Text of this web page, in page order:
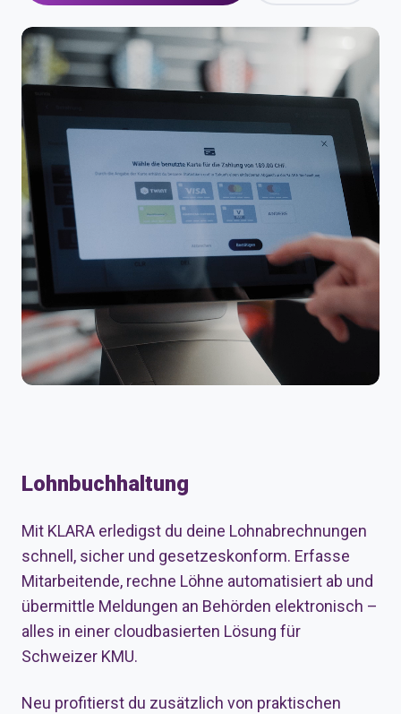
Lohnbuchhaltung
Mit KLARA erledigst du deine Lohnabrechnungen
schnell, sicher und gesetzeskonform. Erfasse
Mitarbeitende, rechne Löhne automatisiert ab und
übermittle Meldungen an Behörden elektronisch –
alles in einer cloudbasierten Lösung für
Schweizer KMU.
Neu profitierst du zusätzlich von praktischen